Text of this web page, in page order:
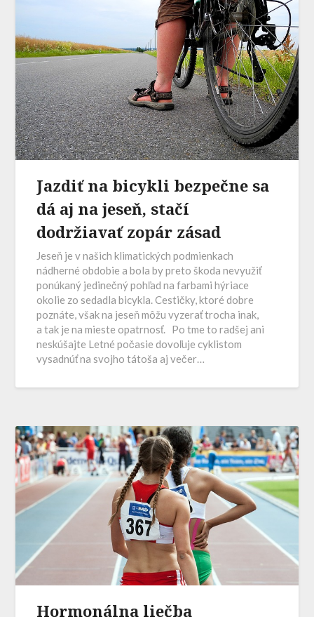
Jazdiť na bicykli bezpečne sa
dá aj na jeseň, stačí
dodržiavať zopár zásad
Jeseň je v našich klimatických podmienkach
nádherné obdobie a bola by preto škoda nevyužiť
ponúkaný jedinečný pohľad na farbami hýriace
okolie zo sedadla bicykla. Cestičky, ktoré dobre
poznáte, však na jeseň môžu vyzerať trocha inak,
a tak je na mieste opatrnosť. Po tme to radšej ani
neskúšajte Letné počasie dovoľuje cyklistom
vysadnúť na svojho tátoša aj večer…
Hormonálna liečba